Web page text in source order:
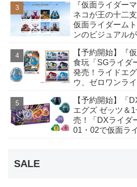
んも変身！
『仮面ライダー
ネコが王の十二
仮面ライダーム
ンのビジュアル
【予約開始】『
食玩「SGライダ
発売！ライドエ
ウ、ゼロワンラ
【予約開始】「
エグズ ゼッツ＆
売！「DXライダ
01・02で仮面ラ
SALE